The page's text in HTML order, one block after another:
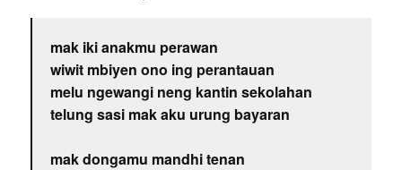
mak iki anakmu perawan
wiwit mbiyen ono ing perantauan
melu ngewangi neng kantin sekolahan
telung sasi mak aku urung bayaran
mak dongamu mandhi tenan